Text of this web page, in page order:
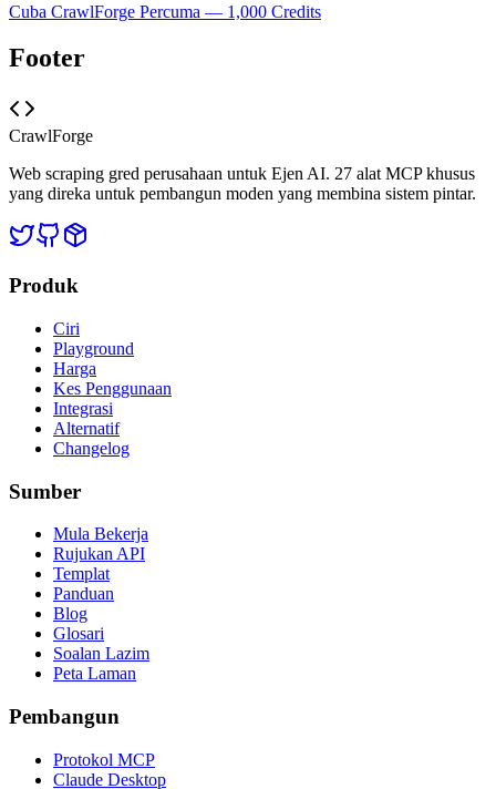
Cuba CrawlForge Percuma — 1,000 Credits
Footer
CrawlForge
Web scraping gred perusahaan untuk Ejen AI. 27 alat MCP khusus
yang direka untuk pembangun moden yang membina sistem pintar.
Produk
Ciri
Playground
Harga
Kes Penggunaan
Integrasi
Alternatif
Changelog
Sumber
Mula Bekerja
Rujukan API
Templat
Panduan
Blog
Glosari
Soalan Lazim
Peta Laman
Pembangun
Protokol MCP
Claude Desktop